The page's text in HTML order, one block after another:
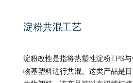
淀粉共混工艺
淀粉改性是指将热塑性淀粉TPS
物基塑料进行共混。这类产品是